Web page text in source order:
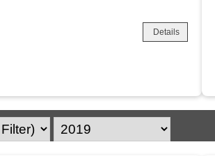
Details